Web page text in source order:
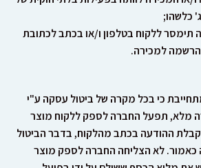
' כלשהו;
תימסר ללקוח בטלפון ו/או בכתב לכתובת
למכירה.
כי בכל מקרה של ביטול עסקה ע"י
מלא, תפעל החברה לספק ללקוח מוצר
ההודעה בכתב מהלקוח, בדבר הביטול
כאמור. לא הצליחה החברה לספק מוצר